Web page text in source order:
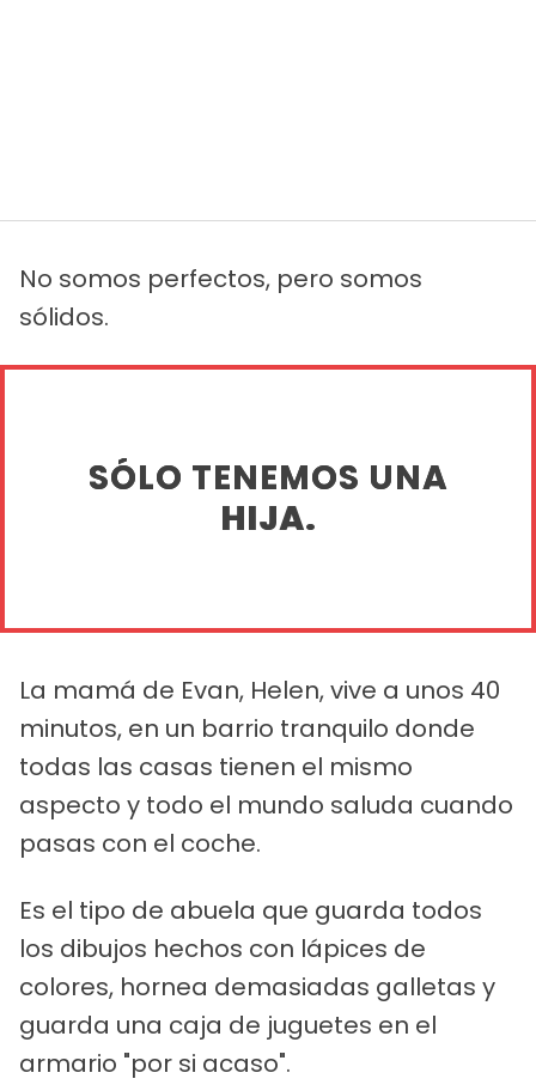
No somos perfectos, pero somos
sólidos.
SÓLO TENEMOS UNA
HIJA.
La mamá de Evan, Helen, vive a unos 40
minutos, en un barrio tranquilo donde
todas las casas tienen el mismo
aspecto y todo el mundo saluda cuando
pasas con el coche.
Es el tipo de abuela que guarda todos
los dibujos hechos con lápices de
colores, hornea demasiadas galletas y
guarda una caja de juguetes en el
armario "por si acaso".